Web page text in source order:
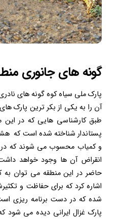
گونه های جانوری
پارک ملی سیاه کوه گونه های
آن را به یکی از بکر ترین پارک
پستاندار شناخته شده است که
و کمیاب محسوب می شوند که
انقراض آن ها وجود خواهد
حاضر در این منطقه می توان به
اشاره کرد که برای حفاظت و
شده که در دست برنامه ریزی
پارک غزال ایرانی دیده می شود